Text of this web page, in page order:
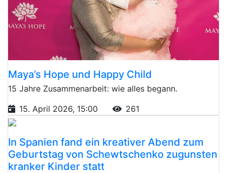
Maya’s Hope und Happy Child
15 Jahre Zusammenarbeit: wie alles begann.
15. April 2026, 15:00
261
In Spanien fand ein kreativer Abend zum
Geburtstag von Schewtschenko zugunsten
kranker Kinder statt